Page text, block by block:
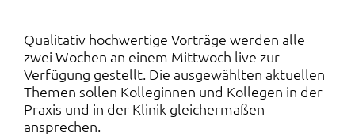
Qualitativ hochwertige Vorträge werden alle
zwei Wochen an einem Mittwoch live zur
Verfügung gestellt. Die ausgewählten aktuellen
Themen sollen Kolleginnen und Kollegen in der
Praxis und in der Klinik gleichermaßen
ansprechen.